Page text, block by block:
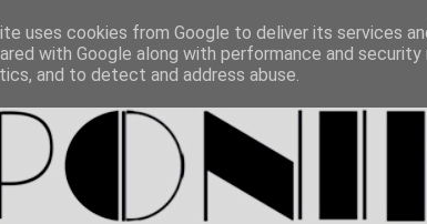
uses cookies from Google to deliver its services
with Google along with performance and
and to detect and address abuse.